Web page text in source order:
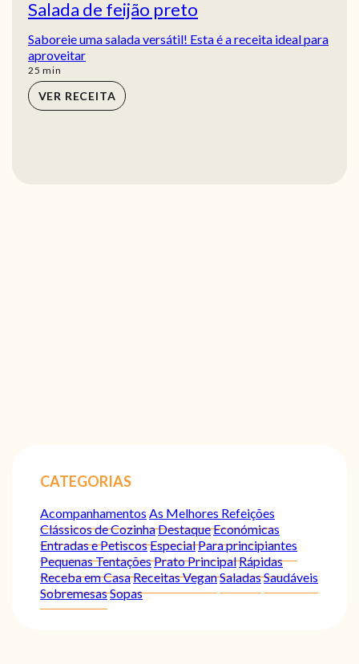
Salada de feijão preto
Saboreie uma salada versátil! Esta é a receita ideal para
aproveitar
25 min
min
VER RECEITA
CATEGORIAS
Acompanhamentos As Melhores Refeições
Clássicos de CozinhaDestaqueEconómicas
Entradas e PetiscosEspecialPara principiantes
Pequenas TentaçõesPrato PrincipalRápidas
Receba em CasaReceitas VeganSaladasSaudáveis
SobremesasSopas